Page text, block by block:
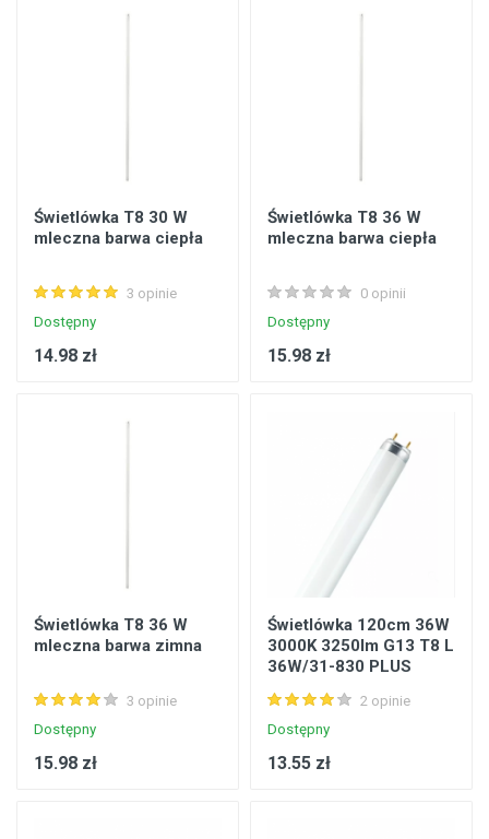
Świetlówka T8 30 W
mleczna barwa ciepła
3 opinie
Dostępny
14.98 zł
Świetlówka T8 36 W
mleczna barwa ciepła
0 opinii
Dostępny
15.98 zł
Świetlówka T8 36 W
mleczna barwa zimna
3 opinie
Dostępny
15.98 zł
Świetlówka 120cm 36W
3000K 3250lm G13 T8 L
36W/31-830 PLUS
4050300517896
2 opinie
Dostępny
13.55 zł